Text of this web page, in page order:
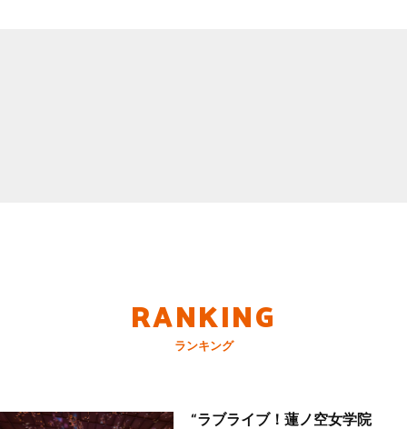
RANKING
ランキング
“ラブライブ！蓮ノ空女学院